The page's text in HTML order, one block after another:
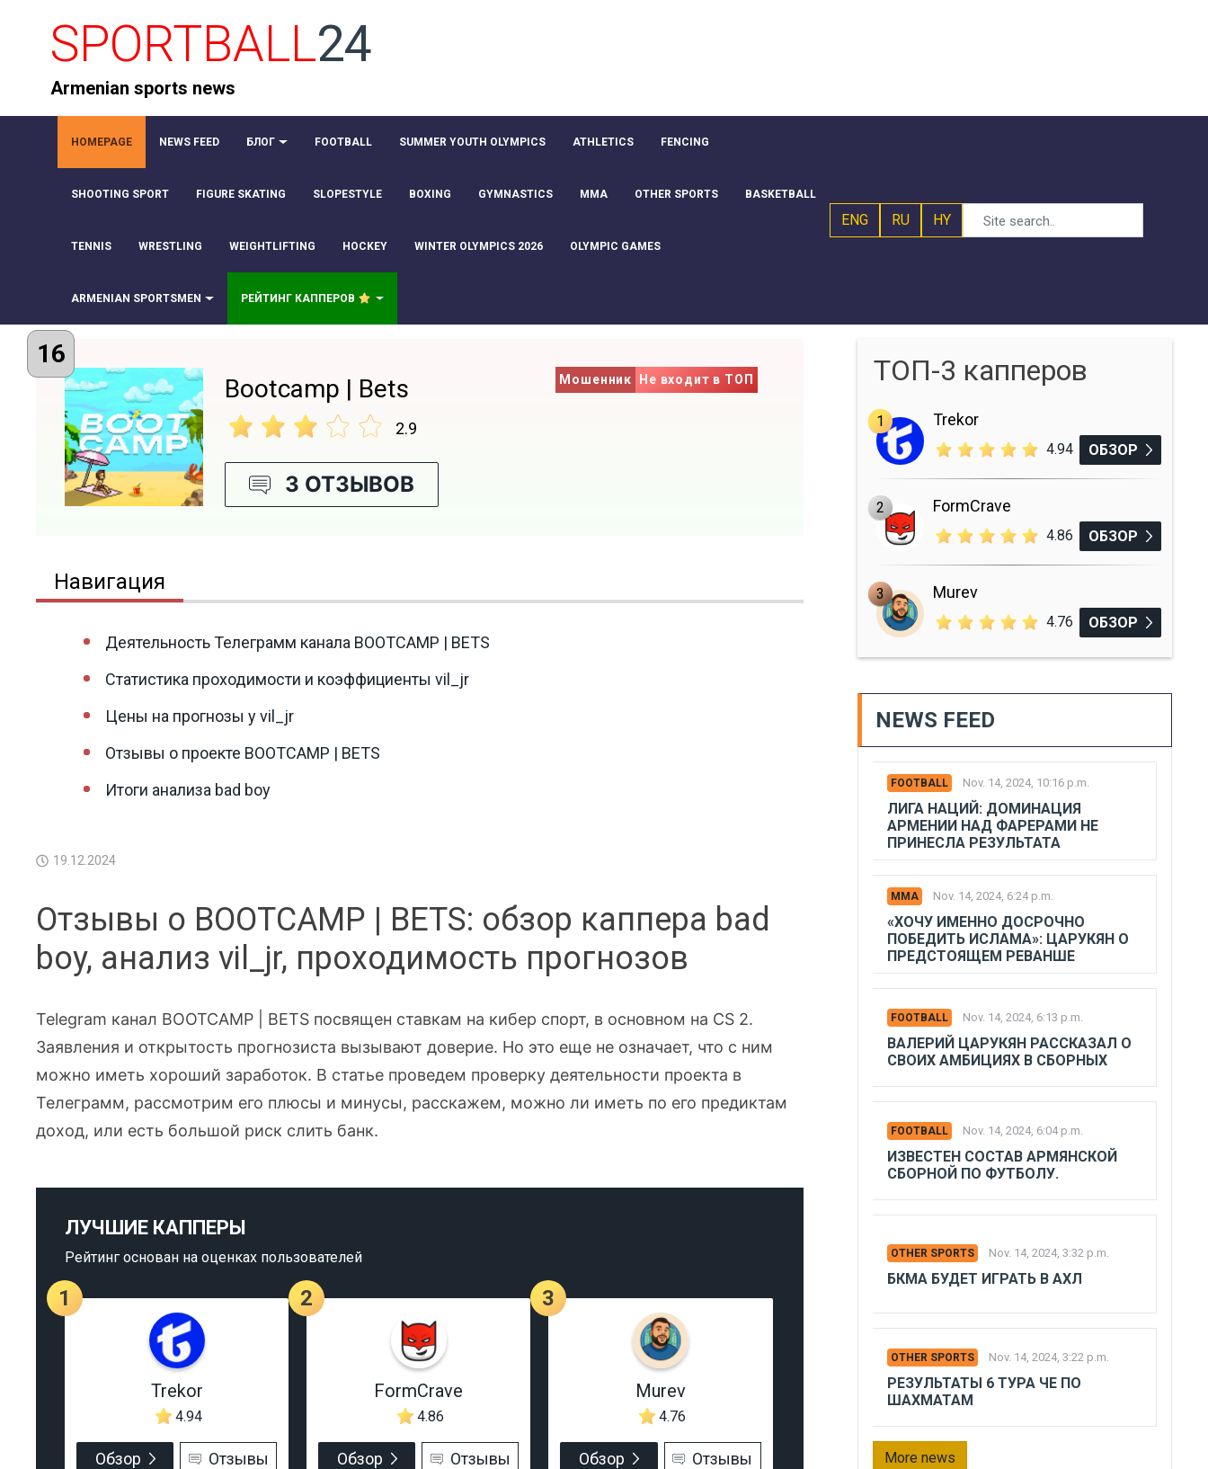
SPORTBALL24
Armenian sports news
HOMEPAGE NEWS FEED БЛОГ FOOTBALL SUMMER YOUTH OLYMPICS ATHLETICS FENCING
SHOOTING SPORT FIGURE SKATING SLOPESTYLE BOXING GYMNASTICS MMA OTHER SPORTS BASKETBALL
TENNIS WRESTLING WEIGHTLIFTING HOCKEY WINTER OLYMPICS 2026 OLYMPIC GAMES
ARMENIAN SPORTSMEN РЕЙТИНГ КАППЕРОВ
ENG RU HY
16
Bootcamp | Bets
2.9
Мошенник Не входит в ТОП
3 ОТЗЫВОВ
Навигация
Деятельность Телеграмм канала BOOTCAMP | BETS
Статистика проходимости и коэффициенты vil_jr
Цены на прогнозы у vil_jr
Отзывы о проекте BOOTCAMP | BETS
Итоги анализа bad boy
19.12.2024
Отзывы о BOOTCAMP | BETS: обзор каппера bad
boy, анализ vil_jr, проходимость прогнозов
Telegram канал BOOTCAMP | BETS посвящен ставкам на кибер спорт, в основном на CS 2.
Заявления и открытость прогнозиста вызывают доверие. Но это еще не означает, что с ним
можно иметь хороший заработок. В статье проведем проверку деятельности проекта в
Телеграмм, рассмотрим его плюсы и минусы, расскажем, можно ли иметь по его предиктам
доход, или есть большой риск слить банк.
ЛУЧШИЕ КАППЕРЫ
Рейтинг основан на оценках пользователей
1
Trekor
4.94
Обзор Отзывы
2
FormCrave
4.86
Обзор Отзывы
3
Murev
4.76
Обзор Отзывы
ТОП-3 капперов
1 Trekor
4.94 ОБЗОР
2 FormCrave
4.86 ОБЗОР
3 Murev
4.76 ОБЗОР
NEWS FEED
FOOTBALL Nov. 14, 2024, 10:16 p.m.
ЛИГА НАЦИЙ: ДОМИНАЦИЯ
АРМЕНИИ НАД ФАРЕРАМИ НЕ
ПРИНЕСЛА РЕЗУЛЬТАТА
MMA Nov. 14, 2024, 6:24 p.m.
«ХОЧУ ИМЕННО ДОСРОЧНО
ПОБЕДИТЬ ИСЛАМА»: ЦАРУКЯН О
ПРЕДСТОЯЩЕМ РЕВАНШЕ
FOOTBALL Nov. 14, 2024, 6:13 p.m.
ВАЛЕРИЙ ЦАРУКЯН РАССКАЗАЛ О
СВОИХ АМБИЦИЯХ В СБОРНЫХ
FOOTBALL Nov. 14, 2024, 6:04 p.m.
ИЗВЕСТЕН СОСТАВ АРМЯНСКОЙ
СБОРНОЙ ПО ФУТБОЛУ.
OTHER SPORTS Nov. 14, 2024, 3:32 p.m.
БКМА БУДЕТ ИГРАТЬ В АХЛ
OTHER SPORTS Nov. 14, 2024, 3:22 p.m.
РЕЗУЛЬТАТЫ 6 ТУРА ЧЕ ПО
ШАХМАТАМ
More news